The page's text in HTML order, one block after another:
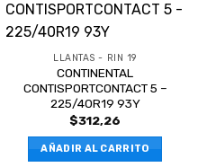
LLANTAS - RIN 19
CONTINENTAL
CONTISPORTCONTACT 5 –
225/40R19 93Y
$312,26
AÑADIR AL CARRITO